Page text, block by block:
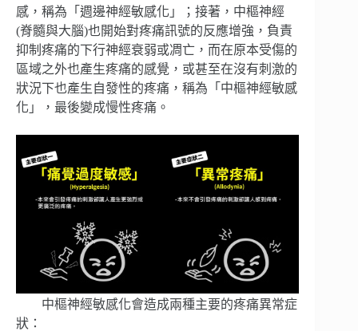
感，稱為「週邊神經敏感化」；接著，中樞神經
(脊髓與大腦)也開始對疼痛訊號的反應增強，負責
抑制疼痛的下行神經衰弱或凋亡，而在原本受傷的
區域之外也產生疼痛的感覺，或甚至在沒有刺激的
狀況下也產生自發性的疼痛，稱為「中樞神經敏感
化」，最後變成慢性疼痛。
中樞神經敏感化會造成兩種主要的疼痛異常症
狀：